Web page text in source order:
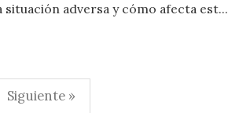
situación adversa y cómo afecta est...
Siguiente »